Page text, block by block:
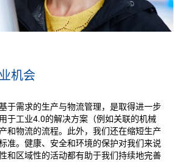
机会
于需求的生产与物流管理，是取得进一步
于工业4.0的解决方案（例如关联的机械
和物流的流程。此外，我们还在缩短生产
准。健康、安全和环境的保护对我们来说
和区域性的活动都有助于我们持续地完善